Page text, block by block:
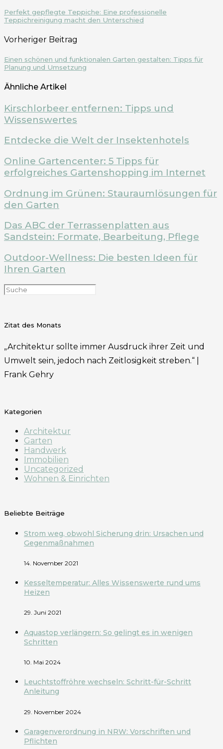
Perfekt gepflegte Teppiche: Eine professionelle
Teppichreinigung macht den Unterschied
Vorheriger Beitrag
Einen schönen und funktionalen Garten gestalten: Tipps für
Planung und Umsetzung
Ähnliche Artikel
Kirschlorbeer entfernen: Tipps und
Wissenswertes
Entdecke die Welt der Insektenhotels
Online Gartencenter: 5 Tipps für
erfolgreiches Gartenshopping im Internet
Ordnung im Grünen: Stauraumlösungen für
den Garten
Das ABC der Terrassenplatten aus
Sandstein: Formate, Bearbeitung, Pflege
Outdoor-Wellness: Die besten Ideen für
Ihren Garten
Zitat des Monats
„Architektur sollte immer Ausdruck ihrer Zeit und
Umwelt sein, jedoch nach Zeitlosigkeit streben.“ |
Frank Gehry
Kategorien
Architektur
Garten
Handwerk
Immobilien
Uncategorized
Wohnen & Einrichten
Beliebte Beiträge
Strom weg, obwohl Sicherung drin: Ursachen und
Gegenmaßnahmen
14. November 2021
Kesseltemperatur: Alles Wissenswerte rund ums
Heizen
29. Juni 2021
Aquastop verlängern: So gelingt es in wenigen
Schritten
10. Mai 2024
Leuchtstoffröhre wechseln: Schritt-für-Schritt
Anleitung
29. November 2024
Garagenverordnung in NRW: Vorschriften und
Pflichten